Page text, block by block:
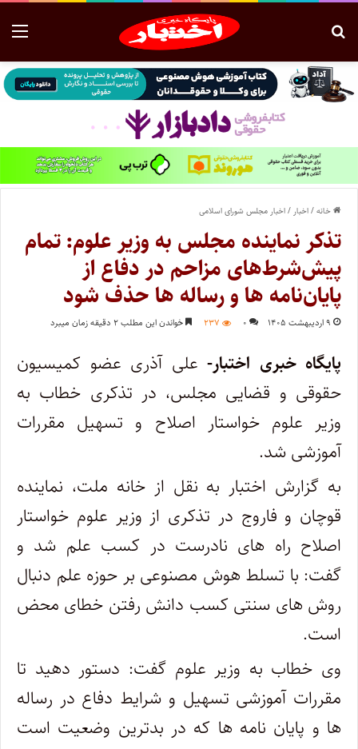
خانه/اخبار /اخبار مجلس شورای اسلامی
تذکر نماینده مجلس به وزیر علوم: تمام
پیش‌شرط‌های مزاحم در دفاع از
پایان‌نامه ها و رساله ها حذف شود
۹ اردیبهشت ۱۴۰۵ ۰ ۲۳۷ خواندن این مطلب ۲ دقیقه زمان میبرد
پایگاه خبری اختبار- علی آذری عضو کمیسیون
حقوقی و قضایی مجلس، در تذکری خطاب به
وزیر علوم خواستار اصلاح و تسهیل مقررات
آموزشی شد.
به گزارش اختبار به نقل از خانه ملت، نماینده
قوچان و فاروج در تذکری از وزیر علوم خواستار
اصلاح راه های نادرست در کسب علم شد و
گفت: با تسلط هوش مصنوعی بر حوزه علم دنبال
روش های سنتی کسب دانش رفتن خطای محض
است.
وی خطاب به وزیر علوم گفت: دستور دهید تا
مقررات آموزشی تسهیل و شرایط دفاع در رساله
ها و پایان نامه ها که در بدترین وضعیت است